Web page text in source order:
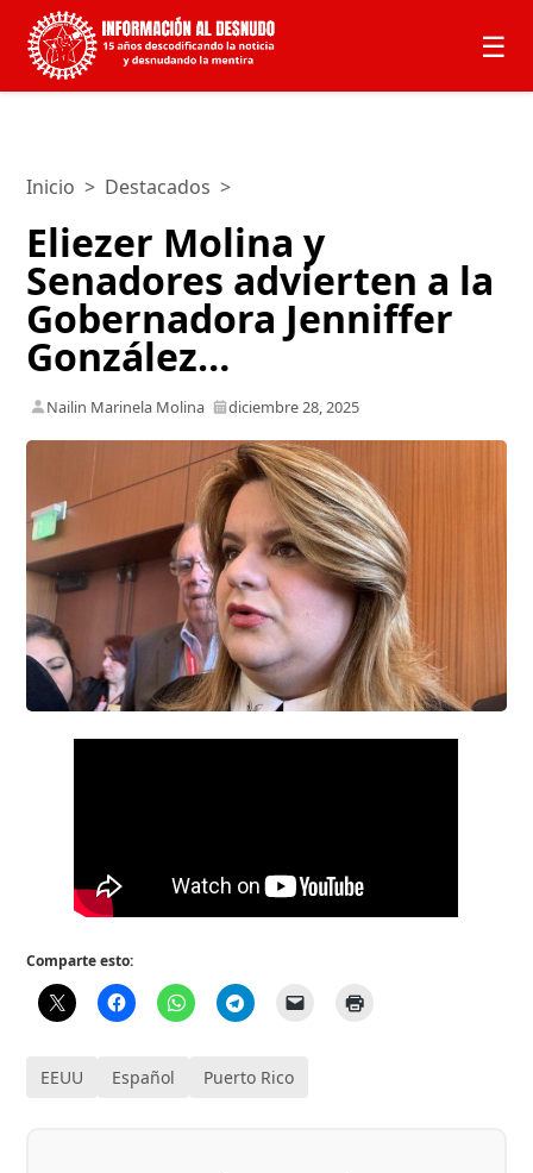
☰
Inicio > Destacados >
Eliezer Molina y
Senadores advierten a la
Gobernadora Jenniffer
González…
Nailin Marinela Molina diciembre 28, 2025
Comparte esto:
EEUU Español Puerto Rico